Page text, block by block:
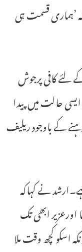
’ہماری قسمت ہی
لئے کافی پرجوش
حالت میں پیدا
کے باوجود ریلیف
نے کہاکہ
ابھی تک
اسکو کچھ وقت ملا